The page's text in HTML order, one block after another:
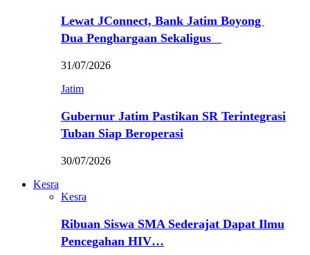
Lewat JConnect, Bank Jatim Boyong
Dua Penghargaan Sekaligus
31/07/2026
Jatim
Gubernur Jatim Pastikan SR Terintegrasi
Tuban Siap Beroperasi
30/07/2026
Kesra
Kesra
Ribuan Siswa SMA Sederajat Dapat Ilmu
Pencegahan HIV…